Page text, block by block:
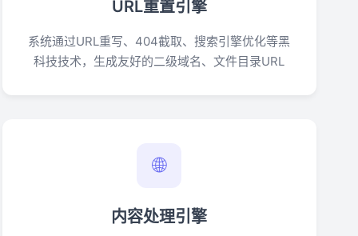
URL重置引擎
系统通过URL重写、404截取、搜索引擎优化等黑
科技技术，生成友好的二级域名、文件目录URL
🌐
内容处理引擎